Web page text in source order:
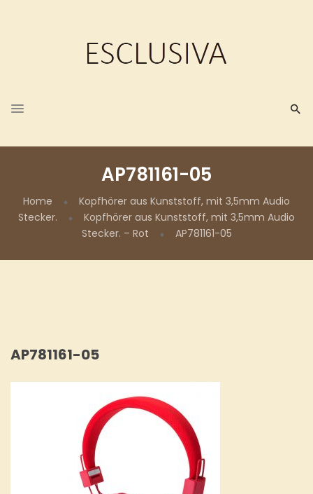
AP781161-05
Home
Kopfhörer aus Kunststoff, mit 3,5mm Audio
Stecker.
Kopfhörer aus Kunststoff, mit 3,5mm Audio
Stecker. – Rot
AP781161-05
AP781161-05